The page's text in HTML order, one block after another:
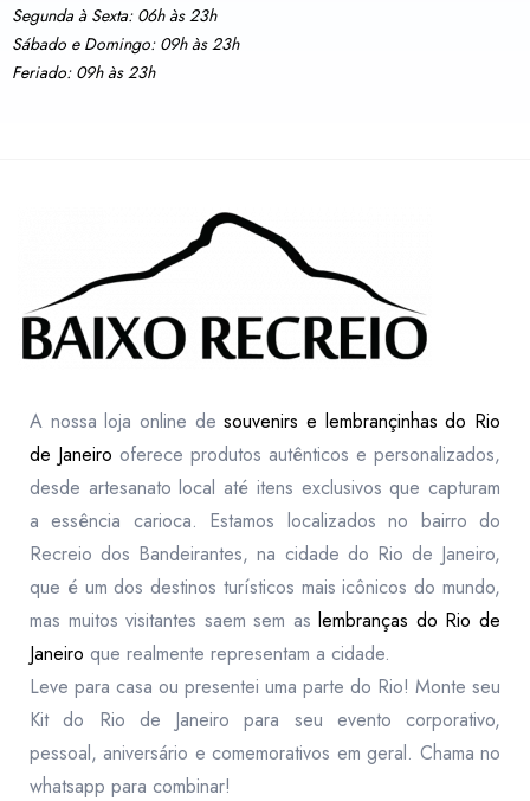
Segunda à Sexta: 06h às 23h
Sábado e Domingo: 09h às 23h
Feriado: 09h às 23h
A nossa loja online desouvenirs e lembrançinhas do Rio
de Janeiro oferece produtos autênticos e personalizados,
desde artesanato local até itens exclusivos que capturam
a essência carioca. Estamos localizados no bairro do
Recreio dos Bandeirantes, na cidade do Rio de Janeiro,
que é um dos destinos turísticos mais icônicos do mundo,
mas muitos visitantes saem sem aslembranças do Rio de
Janeiro que realmente representam a cidade.
Leve para casa ou presentei uma parte do Rio! Monte seu
Kit do Rio de Janeiro para seu evento corporativo,
pessoal, aniversário e comemorativos em geral. Chama no
whatsapp para combinar!